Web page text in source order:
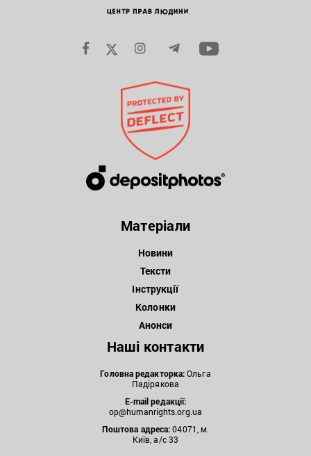
Матеріали
Новини
Тексти
Інструкції
Колонки
Анонси
Наші контакти
Головна редакторка:Ольга
Падірякова
E-mail редакції:
op@humanrights.org.ua
Поштова адреса:04071, м.
Київ, а/с 33